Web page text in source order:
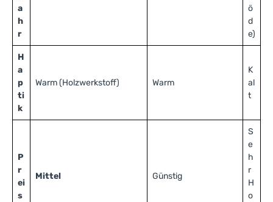
a
h
r
ö
d
e)
H
a
p
ti
k
Warm (Holzwerkstoff) Warm
K
al
t
P
r
ei
s
Mittel Günstig
S
e
h
r
H
o